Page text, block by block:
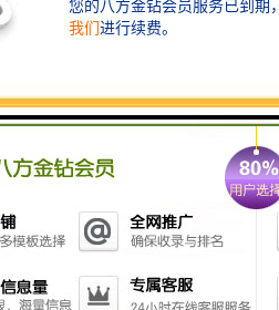
工程围挡为在围挡安装的时候应
作，比如需要将一些绿化的树
于安装市政施工围挡后稳固，
风吹倒，安装市政施工围挡时